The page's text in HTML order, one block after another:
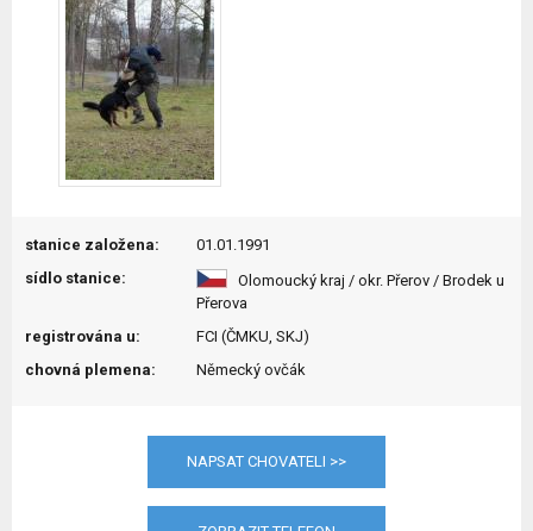
stanice založena:
01.01.1991
sídlo stanice:
Olomoucký kraj / okr. Přerov / Brodek u
Přerova
registrována u:
FCI (ČMKU, SKJ)
chovná plemena:
Německý ovčák
NAPSAT CHOVATELI >>